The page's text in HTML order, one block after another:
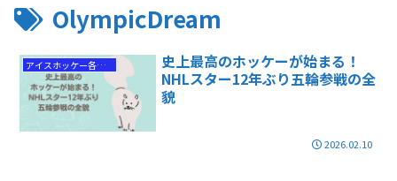
OlympicDream
アイスホッケー各国代表情報
史上最高のホッケーが始まる！
NHLスター12年ぶり五輪参戦の全
貌
2026.02.10